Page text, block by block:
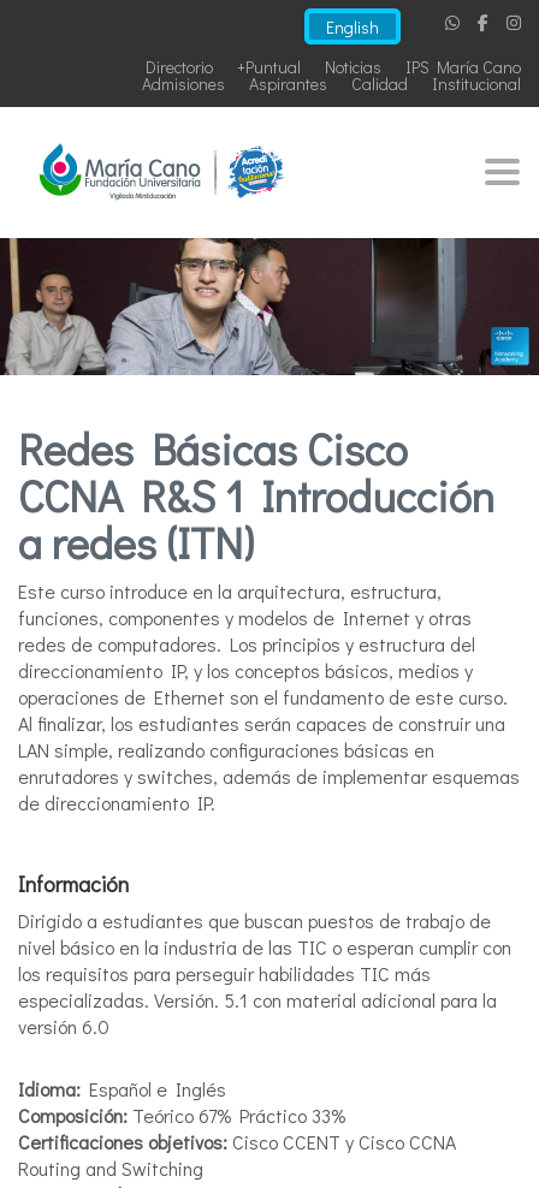
English
IPS María Cano
Noticias
+Puntual
Directorio
Institucional
Calidad
Aspirantes
Admisiones
Redes Básicas Cisco
CCNA R&S 1 Introducción
a redes (ITN)
Este curso introduce en la arquitectura, estructura,
funciones, componentes y modelos de Internet y otras
redes de computadores. Los principios y estructura del
direccionamiento IP, y los conceptos básicos, medios y
operaciones de Ethernet son el fundamento de este curso.
Al finalizar, los estudiantes serán capaces de construir una
LAN simple, realizando configuraciones básicas en
enrutadores y switches, además de implementar esquemas
de direccionamiento IP.
Información
Dirigido a estudiantes que buscan puestos de trabajo de
nivel básico en la industria de las TIC o esperan cumplir con
los requisitos para perseguir habilidades TIC más
especializadas. Versión. 5.1 con material adicional para la
versión 6.0
Idioma: Español e Inglés
Composición: Teórico 67% Práctico 33%
Certificaciones objetivos: Cisco CCENT y Cisco CCNA
Routing and Switching